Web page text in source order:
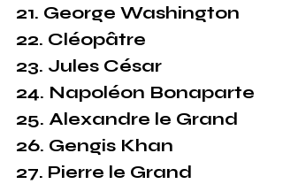
21. George Washington
22. Cléopâtre
23. Jules César
24. Napoléon Bonaparte
25. Alexandre le Grand
26. Gengis Khan
27. Pierre le Grand